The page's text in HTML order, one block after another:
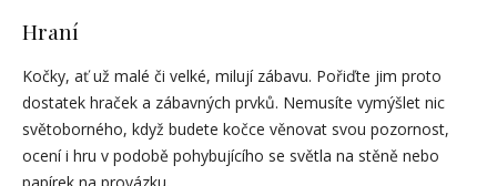
Hraní
Kočky, ať už malé či velké, milují zábavu. Pořiďte jim proto
dostatek hraček a zábavných prvků. Nemusíte vymýšlet nic
světoborného, když budete kočce věnovat svou pozornost,
ocení i hru v podobě pohybujícího se světla na stěně nebo